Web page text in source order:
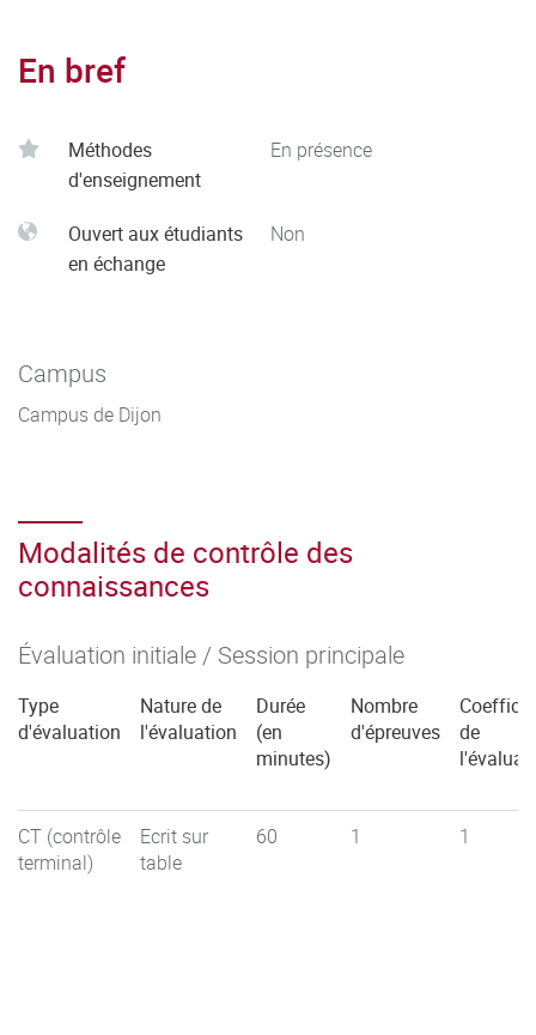
En bref
Méthodes
d'enseignement
En présence
Ouvert aux étudiants
en échange
Non
Campus
Campus de Dijon
Modalités de contrôle des
connaissances
Évaluation initiale / Session principale
Type
d'évaluation
Nature de
l'évaluation
Durée
(en
minutes)
Nombre
d'épreuves
de
CT (contrôle
terminal)
Ecrit sur
table
60 1 1